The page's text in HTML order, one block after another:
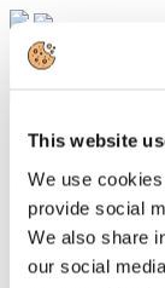
This website
We use
provide social
We also share
our social
Cerca...
VALORE
Dettagli
Categoria: